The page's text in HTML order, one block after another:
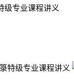
级专业课程讲义